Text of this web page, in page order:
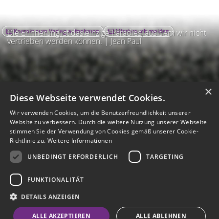
Die Erinnerung ist das einzige Paradies, aus dem wir nicht
vertrieben werden können. | Jean Paul
Kontakt zum Verlag aufnehmen Missbrauch melden
Barrierefreiheit
Barriere melden
c
m
K
Kontrastmodus aktivieren
Hilfe
eigenes Gedenkportal erstellen
Vertrag widerrufen
×
Diese Webseite verwendet Cookies.
Wir verwenden Cookies, um die Benutzerfreundlichkeit unserer
Website zu verbessern. Durch die weitere Nutzung unserer Webseite
stimmen Sie der Verwendung von Cookies gemäß unserer Cookie-
Richtlinie zu. Weitere Informationen
UNBEDINGT ERFORDERLICH
TARGETING
FUNKTIONALITÄT
DETAILS ANZEIGEN
ALLE AKZEPTIEREN ALLE ABLEHNEN